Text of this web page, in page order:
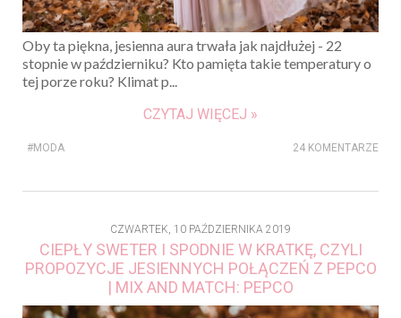
Oby ta piękna, jesienna aura trwała jak najdłużej - 22
stopnie w październiku? Kto pamięta takie temperatury o
tej porze roku? Klimat p...
CZYTAJ WIĘCEJ »
#MODA 24 KOMENTARZE
CZWARTEK, 10 PAŹDZIERNIKA 2019
CIEPŁY SWETER I SPODNIE W KRATKĘ, CZYLI
PROPOZYCJE JESIENNYCH POŁĄCZEŃ Z PEPCO
| MIX AND MATCH: PEPCO